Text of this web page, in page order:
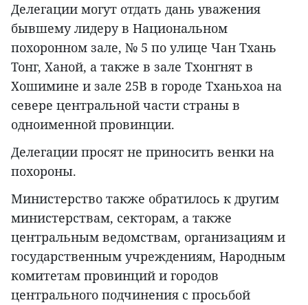
Делегации могут отдать дань уважения
бывшему лидеру в Национальном
похоронном зале, № 5 по улице Чан Тхань
Тонг, Ханой, а также в зале Тхонгнят в
Хошимине и зале 25B в городе Тханьхоа на
севере центральной части страны в
одноименной провинции.
Делегации просят не приносить венки на
похороны.
Министерство также обратилось к другим
министерствам, секторам, а также
центральным ведомствам, организациям и
государственным учреждениям, Народным
комитетам провинций и городов
центрального подчинения с просьбой